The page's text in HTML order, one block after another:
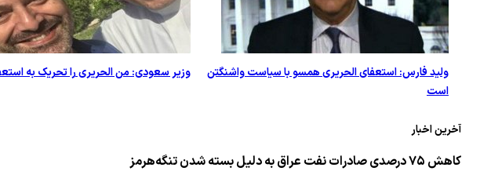
وليد فارس: استعفای الحریری همسو با سیاست واشنگتن
است
وزیر سعودی: من الحریری را تحریک به
آخرین اخبار
کاهش ۷۵ درصدی صادرات نفت عراق به دلیل بسته شدن تنگه‌هرمز